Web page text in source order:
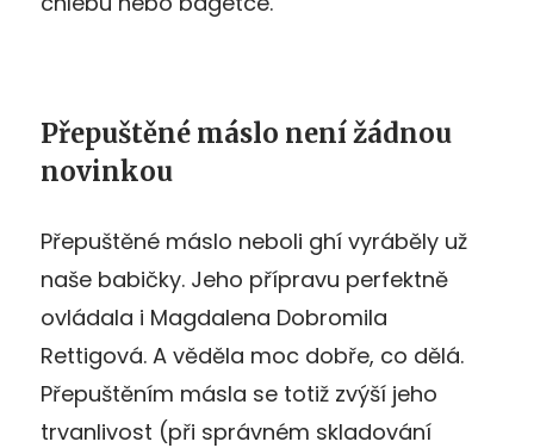
Přepuštěné máslo není žádnou
novinkou
Přepuštěné máslo neboli ghí vyráběly už
naše babičky. Jeho přípravu perfektně
ovládala i Magdalena Dobromila
Rettigová. A věděla moc dobře, co dělá.
Přepuštěním másla se totiž zvýší jeho
trvanlivost (při správném skladování